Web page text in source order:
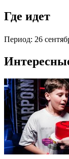
Где идет
Период: 26